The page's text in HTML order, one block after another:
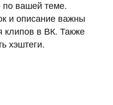
по вашей теме.
и описание важны
клипов в ВК. Также
хэштеги.